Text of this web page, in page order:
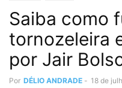
Saiba como
tornozeleira
por Jair
Por DÉLIO ANDRADE - 18 de